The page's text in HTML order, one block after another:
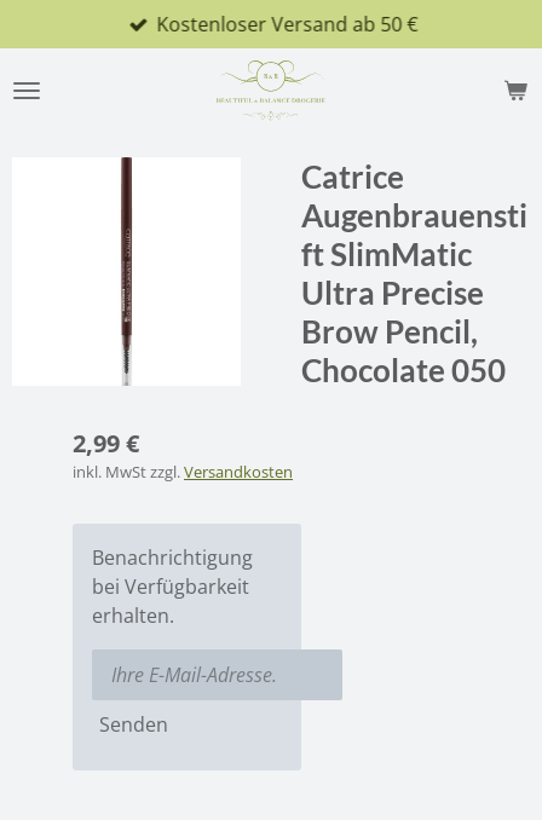
Hauptinhalt
springen
Kostenloser Versand ab 50 €
Catrice
Augenbrauensti
ft SlimMatic
Ultra Precise
Brow Pencil,
Chocolate 050
2,99 €
inkl. MwSt zzgl.Versandkosten
Benachrichtigung
bei Verfügbarkeit
erhalten.
Senden